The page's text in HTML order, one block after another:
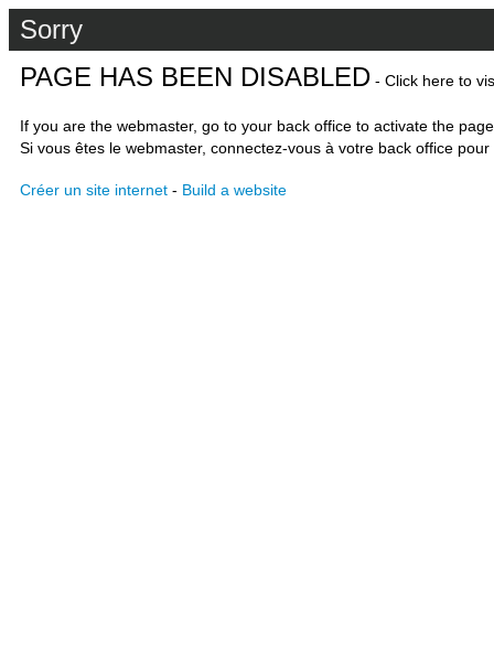
Sorry
PAGE HAS BEEN DISABLED - Click here to
If you are the webmaster, go to your back office to activate the
Si vous êtes le webmaster, connectez-vous à votre back office
Créer un site internet - Build a website